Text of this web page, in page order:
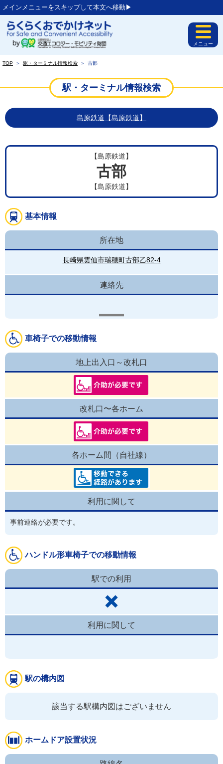
メインメニューをスキップして本文へ移動▶︎
メニュー
TOP ＞ 駅・ターミナル情報検索 ＞ 古部
駅・ターミナル情報検索
島原鉄道【島原鉄道】
【島原鉄道】
古部
【島原鉄道】
基本情報
所在地
長崎県雲仙市瑞穂町古部乙82-4
連絡先
車椅子での移動情報
地上出入口～改札口
改札口〜各ホーム
各ホーム間（自社線）
利用に関して
事前連絡が必要です。
ハンドル形車椅子での移動情報
駅での利用
利用に関して
駅の構内図
該当する駅構内図はございません
ホームドア設置状況